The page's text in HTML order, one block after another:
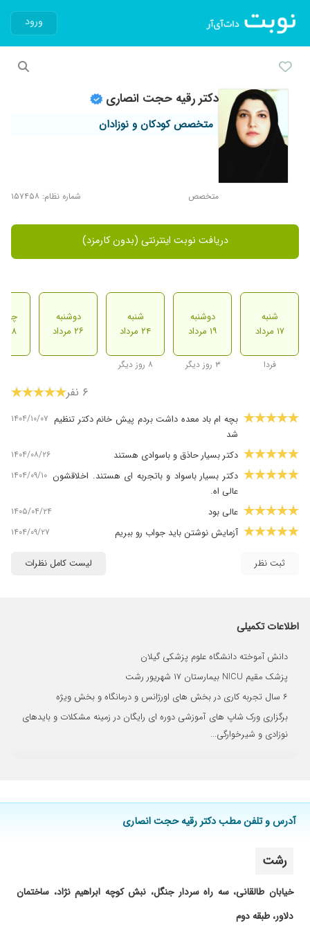
ورود
دکتر رقیه حجت انصاری
متخصص کودکان و نوزادان
متخصص شماره نظام: ۱۵۷۴۵۸
دریافت نوبت اینترنتی (بدون کارمزد)
شنبه
۱۷ مرداد
فردا
دوشنبه
۱۹ مرداد
۳ روز دیگر
شنبه
۲۴ مرداد
۸ روز دیگر
دوشنبه
۲۶ مرداد
۲۸ مرداد
۶ نفر
بچه ام باد معده داشت بردم پیش خانم دکتر تنظیم
شد
۱۴۰۴/۱۰/۰۷
دکتر بسیار حاذق و باسوادی هستند ۱۴۰۴/۰۸/۲۶
دکتر بسیار باسواد و باتجربه ای هستند. اخلاقشون
عالی اه.
۱۴۰۴/۰۹/۱۰
عالی بود ۱۴۰۵/۰۴/۲۴
آزمایش نوشتن باید جواب رو ببریم ۱۴۰۴/۰۹/۲۷
ثبت نظر لیست کامل نظرات
اطلاعات تکمیلی
دانش آموخته دانشگاه علوم پزشکی گیلان
پزشک مقیم NICU بیمارستان ۱۷ شهریور رشت
۶ سال تجربه کاری در بخش های اورژانس و درمانگاه و بخش ویژه
برگزاری ورک شاپ های آموزشی دوره ای رایگان در زمینه مشکلات و بایدهای
نوزادی و شیرخوارگی...
آدرس و تلفن مطب دکتر رقیه حجت انصاری
رشت
خیابان طالقانی، سه راه سردار جنگل، نبش کوچه ابراهیم نژاد، ساختمان
دلاور، طبقه دوم